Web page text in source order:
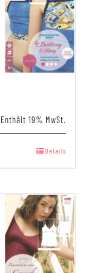
Enthält 19% MwSt.
Details